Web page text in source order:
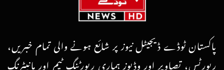
پاکستان ٹوڈے ڈیجیٹل نیوز پر شائع ہونے والی تمام خبریں،
رپورٹس، تصاویر اور وڈیوز ہماری رپورٹنگ ٹیم اور مانیٹرنگ